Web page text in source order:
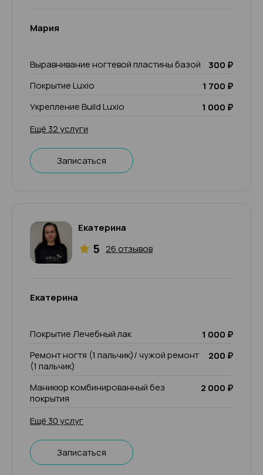
Мария
Выравнивание ногтевой пластины базой
300 ₽
Покрытие Luxio
1 700 ₽
Укрепление Build Luxio
1 000 ₽
Ещё 32 услуги
Записаться
Екатерина
5 26 отзывов
Екатерина
Покрытие Лечебный лак
1 000 ₽
Ремонт ногтя (1 пальчик)/ чужой ремонт
(1 пальчик)
200 ₽
Маникюр комбинированный без
покрытия
2 000 ₽
Ещё 30 услуг
Записаться